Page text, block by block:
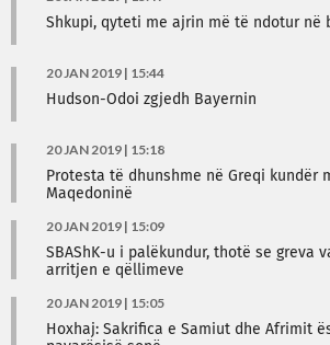
Shkupi, qyteti me ajrin më të ndotur në
20 JAN 2019 | 15:44
Hudson-Odoi zgjedh Bayernin
20 JAN 2019 | 15:18
Protesta të dhunshme në Greqi kundër
Maqedoninë
20 JAN 2019 | 15:09
SBAShK-u i palëkundur, thotë se greva
arritjen e qëllimeve
20 JAN 2019 | 15:05
Hoxhaj: Sakrifica e Samiut dhe Afrimit